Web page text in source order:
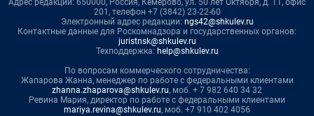
Адрес редакции: 650000, Россия, Кемерово, ул. 50 лет Октября, д. 11, офис
201, телефон +7 (3842) 23-22-60
Электронный адрес редакции: ngs42@shkulev.ru
Контактные данные для Роскомнадзора и государственных органов:
juristnsk@shkulev.ru
Техподдержка: help@shkulev.ru
По вопросам коммерческого сотрудничества:
Жапарова Жанна, менеджер по работе с федеральными клиентами
zhanna.zhaparova@shkulev.ru, моб. + 7 982 640 34 32
Ревина Мария, директор по работе с федеральными клиентами
mariya.revina@shkulev.ru, моб. +7 910 402 4056